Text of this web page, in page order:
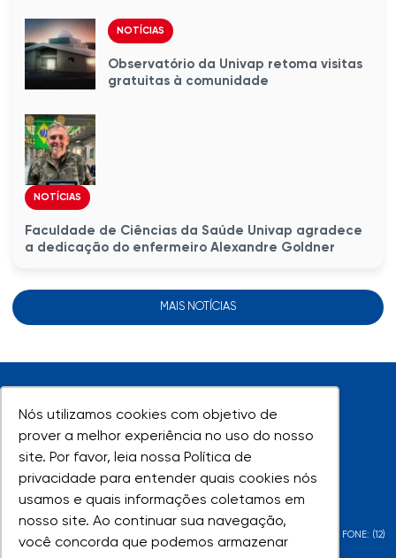
Nós utilizamos cookies com objetivo de
prover a melhor experiência no uso do nosso
site. Por favor, leia nossa Política de
privacidade para entender quais cookies nós
usamos e quais informações coletamos em
nosso site. Ao continuar sua navegação,
você concorda que podemos armazenar
Nós utilizamos cookies com objetivo de
prover a melhor experiência no uso do nosso
site. Por favor, leia nossa Política de
privacidade para entender quais cookies nós
usamos e quais informações coletamos em
nosso site. Ao continuar sua navegação,
você concorda que podemos armazenar
NOTÍCIAS
Observatório da Univap retoma visitas
gratuitas à comunidade
NOTÍCIAS
Faculdade de Ciências da Saúde Univap agradece
a dedicação do enfermeiro Alexandre Goldner
MAIS NOTÍCIAS
UNIVAP - Todos os direitos reservados
AV. SHISHIMA HIFUMI, 2911 - URBANOVA - SÃO JOSÉ DOS CAMPOS - SP - FONE: (12)